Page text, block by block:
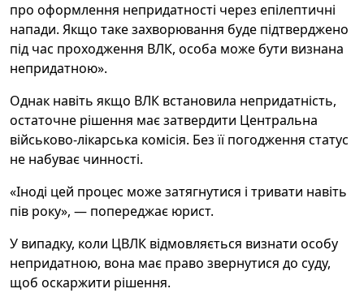
про оформлення непридатності через епілептичні
напади. Якщо таке захворювання буде підтверджено
під час проходження ВЛК, особа може бути визнана
непридатною».
Однак навіть якщо ВЛК встановила непридатність,
остаточне рішення має затвердити Центральна
військово-лікарська комісія. Без її погодження статус
не набуває чинності.
«Іноді цей процес може затягнутися і тривати навіть
пів року», — попереджає юрист.
У випадку, коли ЦВЛК відмовляється визнати особу
непридатною, вона має право звернутися до суду,
щоб оскаржити рішення.